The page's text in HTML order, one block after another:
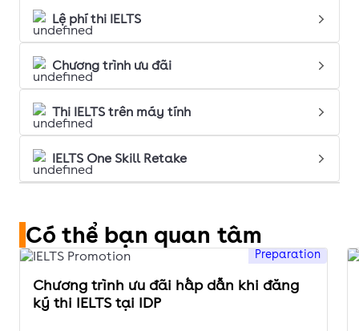
Lệ phí thi IELTS
Chương trình ưu đãi
Thi IELTS trên máy tính
IELTS One Skill Retake
Có thể bạn quan tâm
Preparation
Chương trình ưu đãi hấp dẫn khi đăng
ký thi IELTS tại IDP